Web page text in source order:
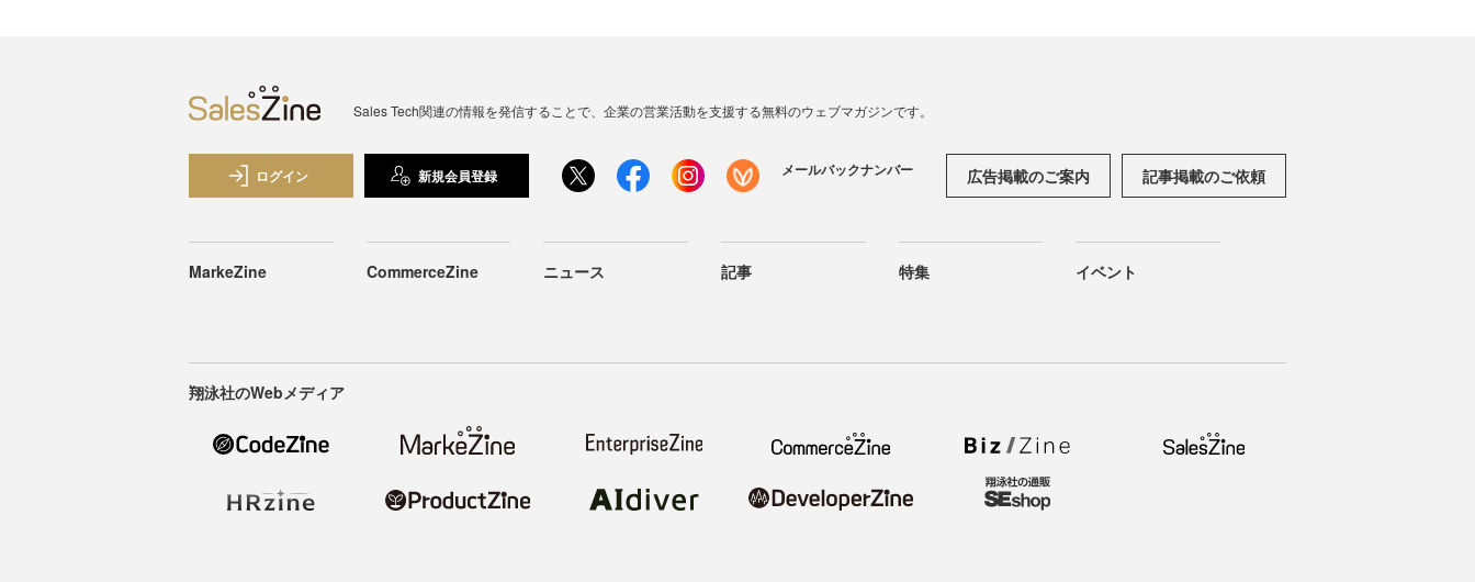
Sales Tech関連の情報を発信することで、企業の営業活動を支援する無料のウェブマガジンです。
ログイン 新規会員登録 メールバックナンバー 広告掲載のご案内 記事掲載のご依頼
MarkeZine CommerceZine ニュース 記事 特集 イベント
翔泳社のWebメディア